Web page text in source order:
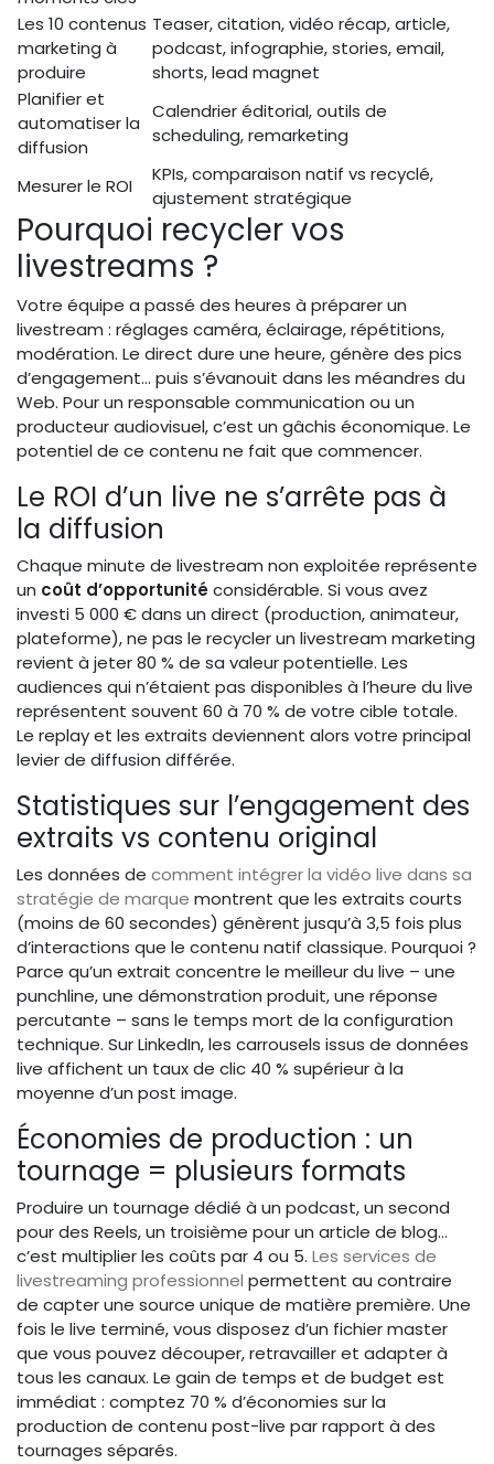
Les 10 contenus
marketing à
produire
Teaser, citation, vidéo récap, article,
podcast, infographie, stories, email,
shorts, lead magnet
Planifier et
automatiser la
diffusion
Calendrier éditorial, outils de
scheduling, remarketing
Mesurer le ROI
KPIs, comparaison natif vs recyclé,
ajustement stratégique
Pourquoi recycler vos
livestreams ?
Votre équipe a passé des heures à préparer un
livestream : réglages caméra, éclairage, répétitions,
modération. Le direct dure une heure, génère des pics
d’engagement… puis s’évanouit dans les méandres du
Web. Pour un responsable communication ou un
producteur audiovisuel, c’est un gâchis économique. Le
potentiel de ce contenu ne fait que commencer.
Le ROI d’un live ne s’arrête pas à
la diffusion
Chaque minute de livestream non exploitée représente
un coût d’opportunitéconsidérable. Si vous avez
investi 5 000 € dans un direct (production, animateur,
plateforme), ne pas le recycler un livestream marketing
revient à jeter 80 % de sa valeur potentielle. Les
audiences qui n’étaient pas disponibles à l’heure du live
représentent souvent 60 à 70 % de votre cible totale.
Le replay et les extraits deviennent alors votre principal
levier de diffusion différée.
Statistiques sur l’engagement des
extraits vs contenu original
Les données de comment intégrer la vidéo live dans sa
stratégie de marque montrent que les extraits courts
(moins de 60 secondes) génèrent jusqu’à 3,5 fois plus
d’interactions que le contenu natif classique. Pourquoi ?
Parce qu’un extrait concentre le meilleur du live – une
punchline, une démonstration produit, une réponse
percutante – sans le temps mort de la configuration
technique. Sur LinkedIn, les carrousels issus de données
live affichent un taux de clic 40 % supérieur à la
moyenne d’un post image.
Économies de production : un
tournage = plusieurs formats
Produire un tournage dédié à un podcast, un second
pour des Reels, un troisième pour un article de blog…
c’est multiplier les coûts par 4 ou 5. Les services de
livestreaming professionnel permettent au contraire
de capter une source unique de matière première. Une
fois le live terminé, vous disposez d’un fichier master
que vous pouvez découper, retravailler et adapter à
tous les canaux. Le gain de temps et de budget est
immédiat : comptez 70 % d’économies sur la
production de contenu post-live par rapport à des
tournages séparés.